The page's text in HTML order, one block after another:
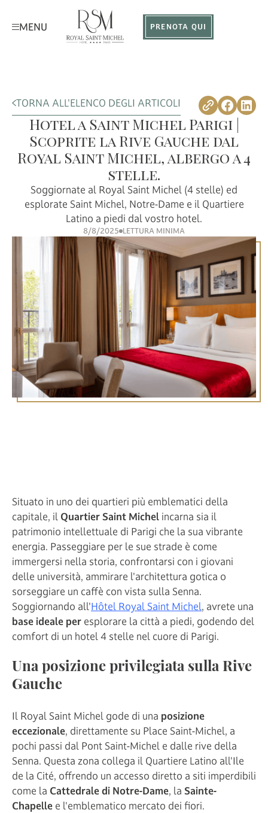
MENU PRENOTA QUI
TORNA ALL'ELENCO DEGLI ARTICOLI
Hotel a Saint Michel Parigi |
Scoprite la Rive Gauche dal
Royal Saint Michel, albergo a 4
stelle.
Soggiornate al Royal Saint Michel (4 stelle) ed
esplorate Saint Michel, Notre-Dame e il Quartiere
Latino a piedi dal vostro hotel.
8/8/2025 LETTURA MINIMA
Situato in uno dei quartieri più emblematici della
capitale, il Quartier Saint Michel incarna sia il
patrimonio intellettuale di Parigi che la sua vibrante
energia. Passeggiare per le sue strade è come
immergersi nella storia, confrontarsi con i giovani
delle università, ammirare l'architettura gotica o
sorseggiare un caffè con vista sulla Senna.
Soggiornando all'Hôtel Royal Saint Michel, avrete una
base ideale per esplorare la città a piedi, godendo del
comfort di un hotel 4 stelle nel cuore di Parigi.
Una posizione privilegiata sulla Rive
Gauche
Il Royal Saint Michel gode di una posizione
eccezionale, direttamente su Place Saint-Michel, a
pochi passi dal Pont Saint-Michel e dalle rive della
Senna. Questa zona collega il Quartiere Latino all'Ile
de la Cité, offrendo un accesso diretto a siti imperdibili
come la Cattedrale di Notre-Dame, la Sainte-
Chapelle e l'emblematico mercato dei fiori.